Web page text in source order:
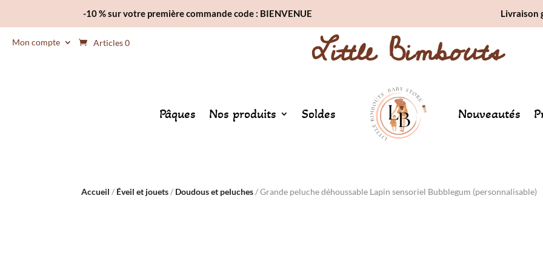
-10 % sur votre première commande code : BIENVENUE Livraison
Mon compte Articles 0 Little Bimbouts
Pâques Nos produits Soldes Nouveautés
Accueil / Éveil et jouets/ Doudous et peluches/ Grande peluche déhoussable Lapin sensoriel Bubblegum (personnalisable)